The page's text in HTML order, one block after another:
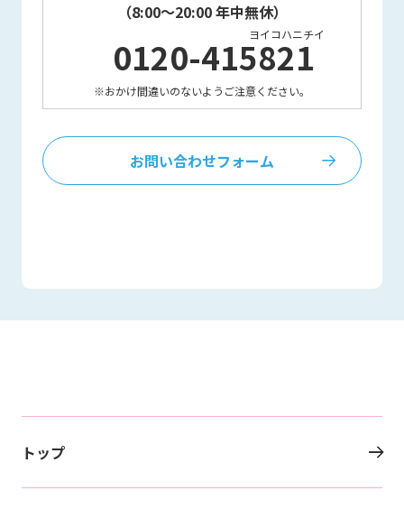
（8:00～20:00 年中無休）
ヨイコハニチイ
0120-415821
※おかけ間違いのないようご注意ください。
お問い合わせフォーム
トップ